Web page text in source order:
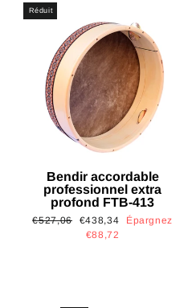
Réduit
Bendir accordable
professionnel extra
profond FTB-413
Prix
€527,06
Prix
réduit
€438,34
Épargnez
€88,72